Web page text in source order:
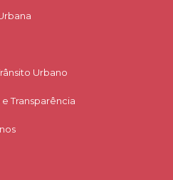
Urbano
Transparência